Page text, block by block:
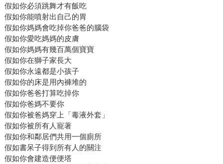
假如你必須跳舞才有飯吃
假如你能噴射出自己的胃
假如你媽媽會吃掉你爸爸的腦袋
假如你愛吃媽媽的皮膚
假如你媽媽有幾百萬個寶寶
假如你在獅子家長大
假如你永遠都是小孩子
假如你的床是用內褲堆的
假如你爸爸打算吃掉你
假如你爸媽不要你
假如你被爸媽穿上「毒液外套」
假如你被所有人寵著
假如你和鄰居們共用一個廁所
假如書呆子得到所有人的關注
假如你會建造便便塔